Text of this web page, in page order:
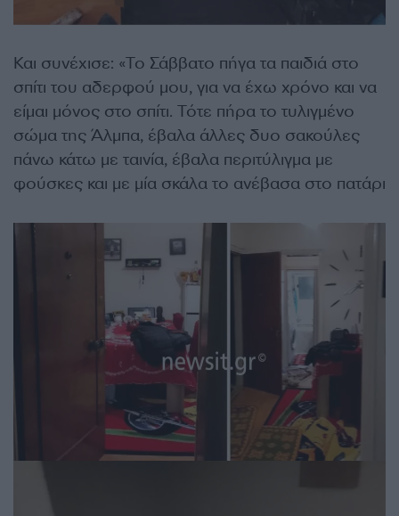
Και συνέχισε: «Το Σάββατο πήγα τα παιδιά στο
σπίτι του αδερφού μου, για να έχω χρόνο και να
είμαι μόνος στο σπίτι. Τότε πήρα το τυλιγμένο
σώμα της Άλμπα, έβαλα άλλες δυο σακούλες
πάνω κάτω με ταινία, έβαλα περιτύλιγμα με
φούσκες και με μία σκάλα το ανέβασα στο πατάρι